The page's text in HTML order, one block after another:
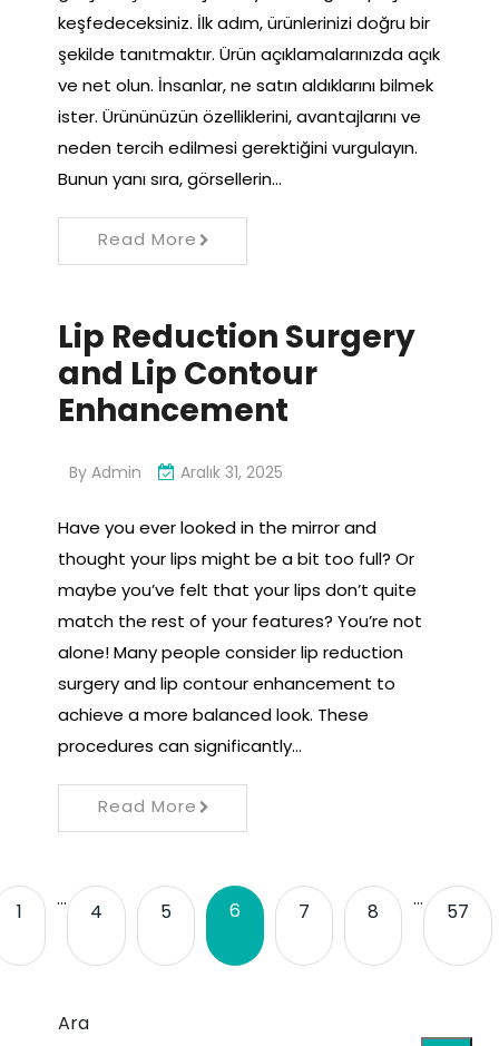
keşfedeceksiniz. İlk adım, ürünlerinizi doğru bir
şekilde tanıtmaktır. Ürün açıklamalarınızda açık
ve net olun. İnsanlar, ne satın aldıklarını bilmek
ister. Ürününüzün özelliklerini, avantajlarını ve
neden tercih edilmesi gerektiğini vurgulayın.
Bunun yanı sıra, görsellerin…
Read More
Lip Reduction Surgery
and Lip Contour
Enhancement
By Admin Aralık 31, 2025
Have you ever looked in the mirror and
thought your lips might be a bit too full? Or
maybe you’ve felt that your lips don’t quite
match the rest of your features? You’re not
alone! Many people consider lip reduction
surgery and lip contour enhancement to
achieve a more balanced look. These
procedures can significantly…
Read More
1
…
4 5 6 7 8
…
57
Ara